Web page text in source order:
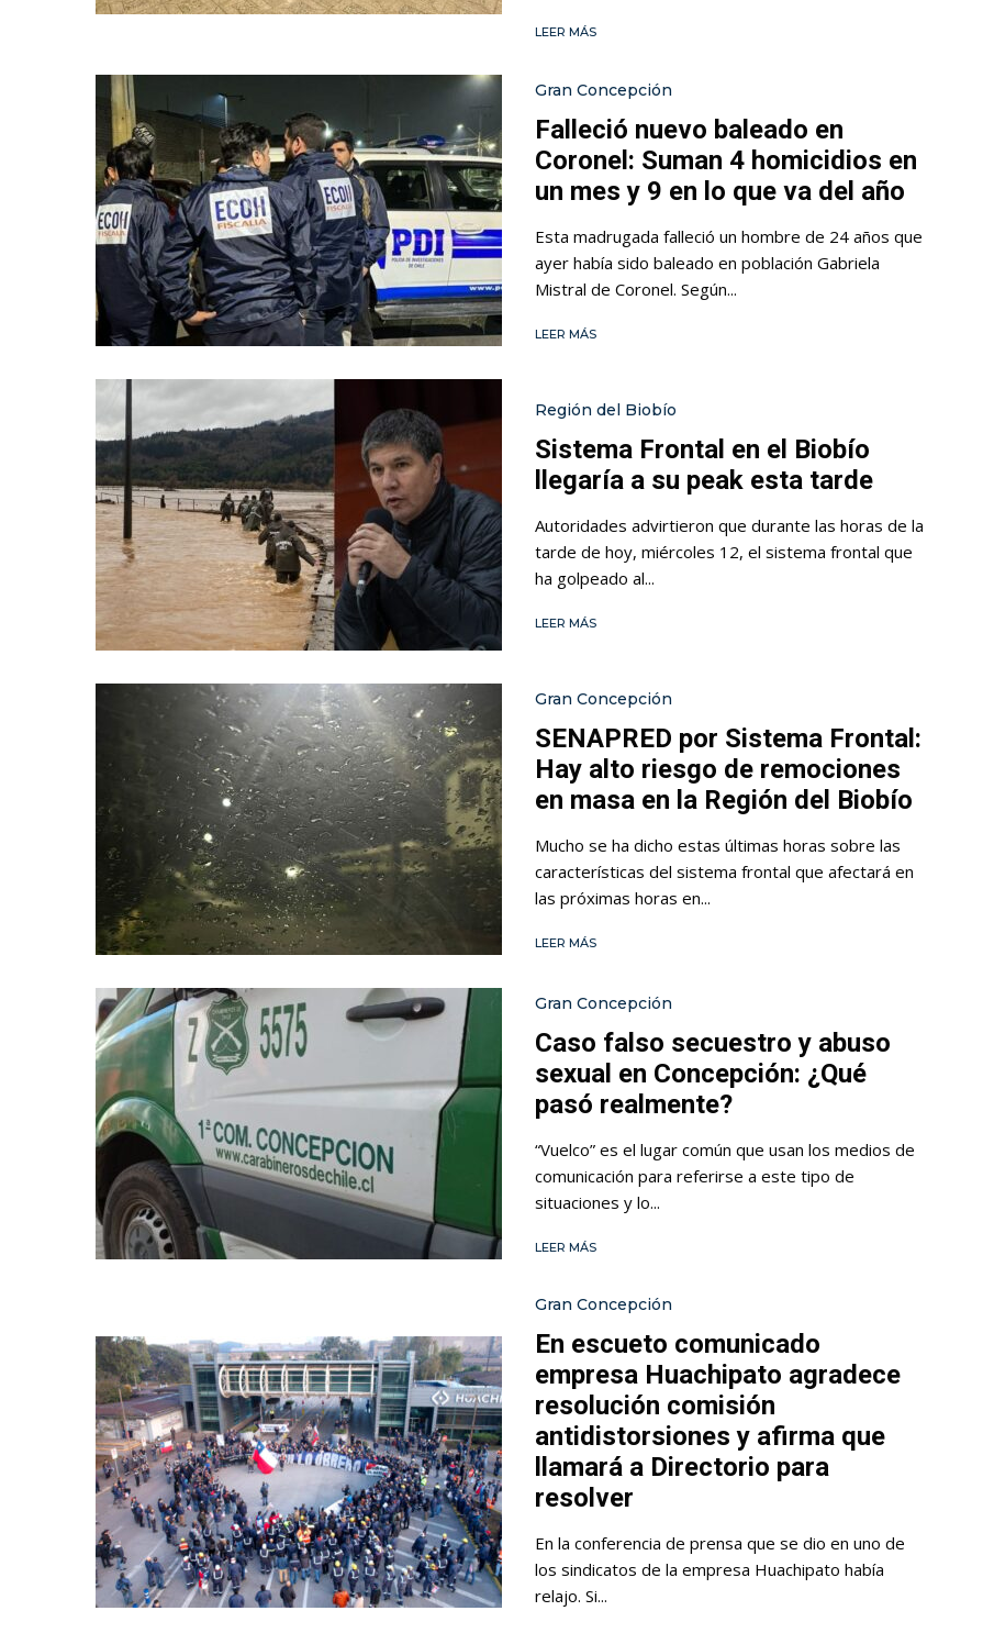
LEER MÁS
Gran Concepción
Falleció nuevo baleado en
Coronel: Suman 4 homicidios en
un mes y 9 en lo que va del año
Esta madrugada falleció un hombre de 24 años que
ayer había sido baleado en población Gabriela
Mistral de Coronel. Según...
LEER MÁS
Región del Biobío
Sistema Frontal en el Biobío
llegaría a su peak esta tarde
Autoridades advirtieron que durante las horas de la
tarde de hoy, miércoles 12, el sistema frontal que
ha golpeado al...
LEER MÁS
Gran Concepción
SENAPRED por Sistema Frontal:
Hay alto riesgo de remociones
en masa en la Región del Biobío
Mucho se ha dicho estas últimas horas sobre las
características del sistema frontal que afectará en
las próximas horas en...
LEER MÁS
Gran Concepción
Caso falso secuestro y abuso
sexual en Concepción: ¿Qué
pasó realmente?
“Vuelco” es el lugar común que usan los medios de
comunicación para referirse a este tipo de
situaciones y lo...
LEER MÁS
Gran Concepción
En escueto comunicado
empresa Huachipato agradece
resolución comisión
antidistorsiones y afirma que
llamará a Directorio para
resolver
En la conferencia de prensa que se dio en uno de
los sindicatos de la empresa Huachipato había
relajo. Si...